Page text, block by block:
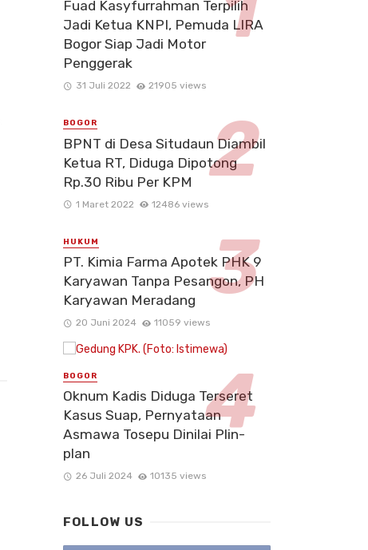
Fuad Kasyfurrahman Terpilih
Jadi Ketua KNPI, Pemuda LIRA
Bogor Siap Jadi Motor
Penggerak
31 Juli 2022 21905 views
BOGOR
BPNT di Desa Situdaun Diambil
Ketua RT, Diduga Dipotong
Rp.30 Ribu Per KPM
1 Maret 2022 12486 views
HUKUM
PT. Kimia Farma Apotek PHK 9
Karyawan Tanpa Pesangon, PH
Karyawan Meradang
20 Juni 2024 11059 views
BOGOR
Oknum Kadis Diduga Terseret
Kasus Suap, Pernyataan
Asmawa Tosepu Dinilai Plin-
plan
26 Juli 2024 10135 views
FOLLOW US